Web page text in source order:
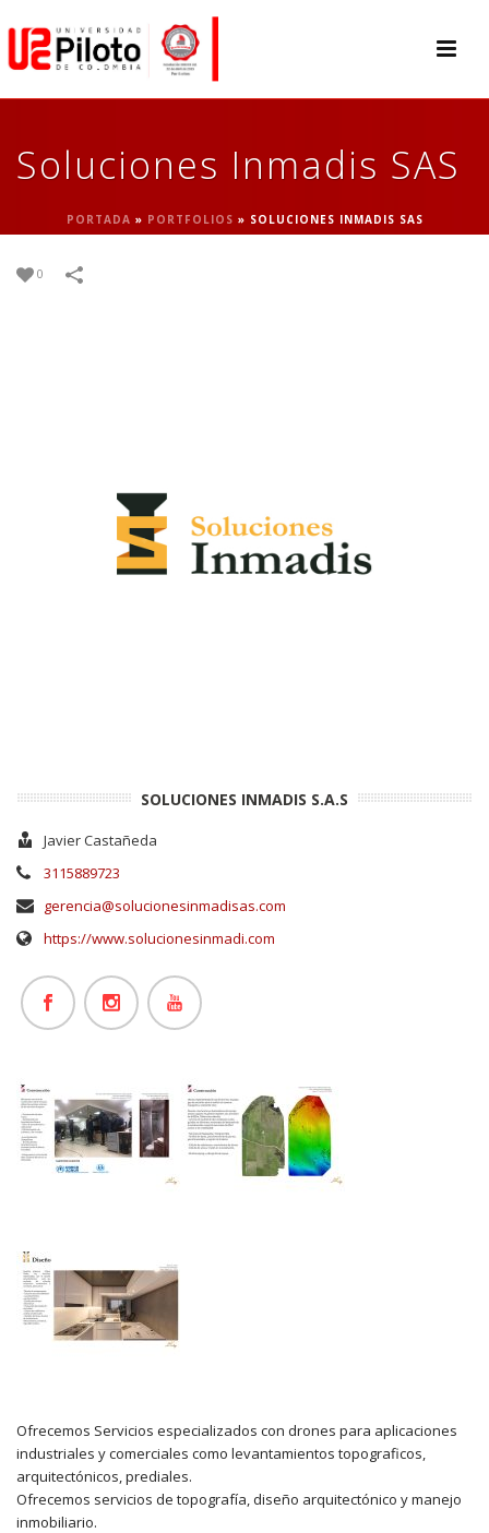
Soluciones Inmadis SAS
PORTADA » PORTFOLIOS » SOLUCIONES INMADIS SAS
0
SOLUCIONES INMADIS S.A.S
Javier Castañeda
3115889723
gerencia@solucionesinmadisas.com
https://www.solucionesinmadi.com
Ofrecemos Servicios especializados con drones para aplicaciones
industriales y comerciales como levantamientos topograficos,
arquitectónicos, prediales.
Ofrecemos servicios de topografía, diseño arquitectónico y manejo
inmobiliario.